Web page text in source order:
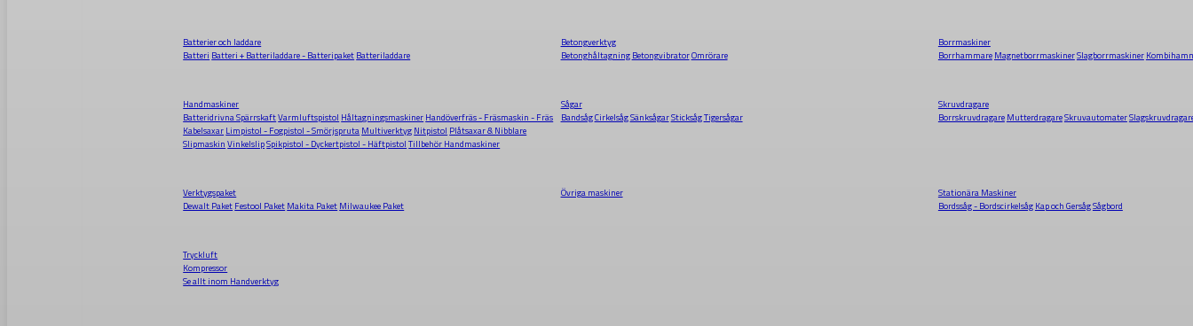
Batterier och laddare
Batteri Batteri + Batteriladdare - Batteripaket Batteriladdare
Betongverktyg
Betonghåltagning BetongvibratorOmrörare
Borrmaskiner
Borrhammare MagnetborrmaskinerSlagborrmaskiner
Handmaskiner
Batteridrivna SpärrskaftVarmluftspistol Håltagningsmaskiner Handöverfräs - Fräsmaskin - Fräs
Kabelsaxar Limpistol - Fogpistol - Smörjspruta Multiverktyg Nitpistol Plåtsaxar & Nibblare
Slipmaskin VinkelslipSpikpistol - Dyckertpistol - Häftpistol Tillbehör Handmaskiner
Sågar
BandsågCirkelsågSänksågarSticksågTigersågar
Skruvdragare
Borrskruvdragare MutterdragareSkruvautomater
Verktygspaket
Dewalt Paket Festool Paket Makita Paket Milwaukee Paket
Övriga maskiner
Stationära Maskiner
Bordssåg - Bordscirkelsåg Kap och GersågSågbord
Tryckluft
Kompressor
Se allt inom Handverktyg